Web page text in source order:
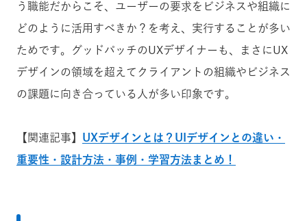
う職能だからこそ、ユーザーの要求をビジネスや組織に
どのように活用すべきか？を考え、実行することが多い
ためです。グッドパッチのUXデザイナーも、まさにUX
デザインの領域を超えてクライアントの組織やビジネス
の課題に向き合っている人が多い印象です。
【関連記事】 UXデザインとは？UIデザインとの違い・
重要性・設計方法・事例・学習方法まとめ！